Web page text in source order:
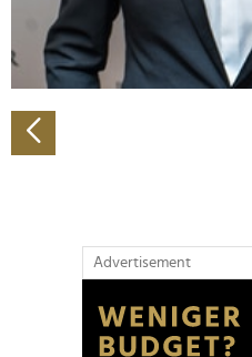
personalisieren, Funktionen
zu können und die Zugriffe
analysieren. Außerdem
Verwendung unserer
soziale Medien, Werbung
Partner führen diese
Advertisement